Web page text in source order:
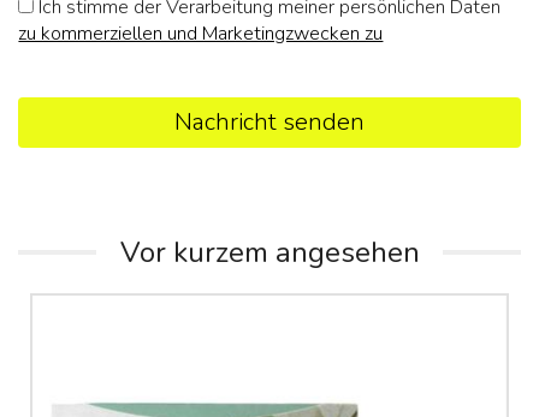
Ich stimme der Verarbeitung meiner persönlichen Daten
zu kommerziellen und Marketingzwecken zu
Nachricht senden
Vor kurzem angesehen